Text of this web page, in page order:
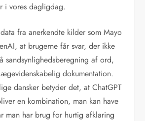
i vores dagligdag.
fra anerkendte kilder som Mayo
at brugerne får svar, der ikke
sandsynlighedsberegning af ord,
dokumentation.
dansker betyder det, at ChatGPT
en kombination, man kan have
man har brug for hurtig afklaring